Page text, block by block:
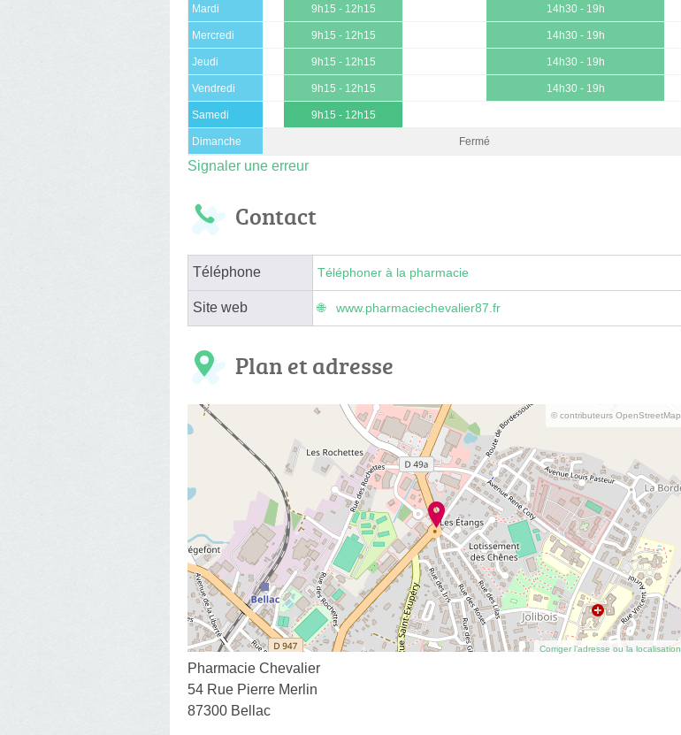
Mardi 9h15 - 12h15 14h30 - 19h
Mercredi 9h15 - 12h15 14h30 - 19h
Jeudi 9h15 - 12h15 14h30 - 19h
Vendredi 9h15 - 12h15 14h30 - 19h
Samedi 9h15 - 12h15
Dimanche Fermé
Signaler une erreur
Contact
Téléphone Téléphoner à la pharmacie
Site web www.pharmaciechevalier87.fr
Plan et adresse
© contributeurs OpenStreetMap
Corriger l’adresse ou la localisation
Pharmacie Chevalier
54 Rue Pierre Merlin
87300 Bellac